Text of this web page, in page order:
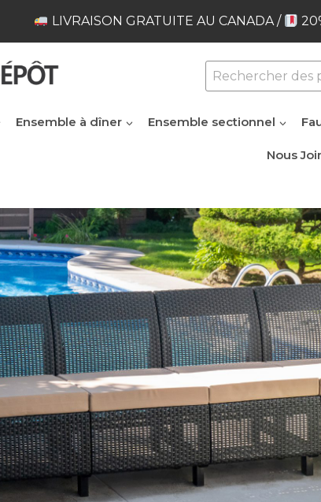
LIVRAISON GRATUITE AU CANADA /
Rechercher :
Ensemble à dîner Ensemble sectionnel
Nous